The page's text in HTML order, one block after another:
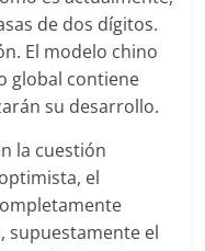
de dos dígitos.
El modelo chino
global contiene
su desarrollo.
la cuestión
el
supuestamente el